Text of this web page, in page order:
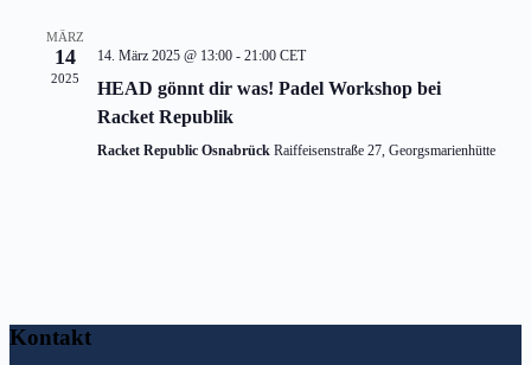
MÄRZ
14
2025
14. März 2025 @ 13:00- 21:00 CET
HEAD gönnt dir was! Padel Workshop bei
Racket Republik
Racket Republic Osnabrück Raiffeisenstraße 27, Georgsmarienhütte
Kontakt